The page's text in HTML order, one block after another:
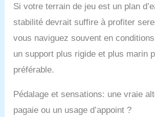
Si votre terrain de jeu est un plan
stabilité devrait suffire à profiter
vous naviguez souvent en
un support plus rigide et plus marin
préférable.
Pédalage et sensations: une vraie
pagaie ou un usage d’appoint ?